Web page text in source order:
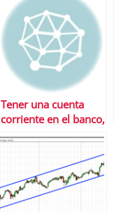
Tener una cuenta
corriente en el banco,
un servicio cada vez